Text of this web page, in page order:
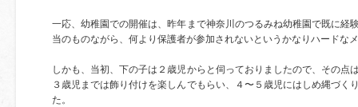
一応、幼稚園での開催は、昨年まで神奈川のつるみね幼稚園で既に経
当のものながら、何より保護者が参加されないというかなりハードな
しかも、当初、下の子は２歳児からと伺っておりましたので、その点
３歳児までは飾り付けを楽しんでもらい、４〜５歳児にはしめ縄づ
た。